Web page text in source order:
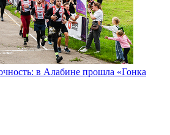
в Алабине прошла «Гонка